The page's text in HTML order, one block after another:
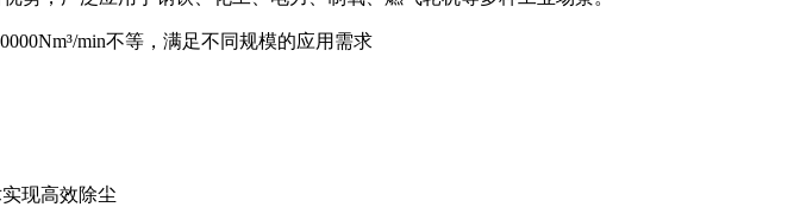
min不等，满足不同规模的应用需求
现高效除尘